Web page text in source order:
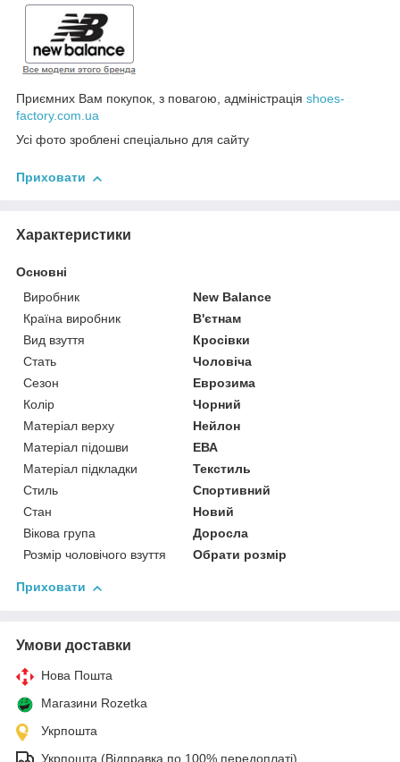
Приємних Вам покупок, з повагою, адміністрація shoes-
factory.com.ua
Усі фото зроблені спеціально для сайту
Приховати
Характеристики
Основні
Виробник
New Balance
Країна виробник
В'єтнам
Вид взуття
Кросівки
Стать
Чоловіча
Сезон
Еврозима
Колір
Чорний
Матеріал верху
Нейлон
Матеріал підошви
ЕВА
Матеріал підкладки
Текстиль
Стиль
Спортивний
Стан
Новий
Вікова група
Доросла
Розмір чоловічого взуття
Обрати розмір
Приховати
Умови доставки
Нова Пошта
Магазини Rozetka
Укрпошта
Укрпошта (Відправка по 100% передоплаті)